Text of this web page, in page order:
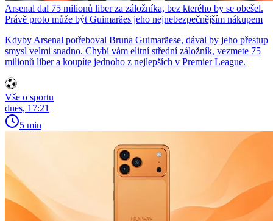
Arsenal dal 75 milionů liber za záložníka, bez kterého by se obešel.
Právě proto může být Guimarães jeho nejnebezpečnějším nákupem
Kdyby Arsenal potřeboval Bruna Guimarãese, dával by jeho přestup
smysl velmi snadno. Chybí vám elitní střední záložník, vezmete 75
milionů liber a koupíte jednoho z nejlepších v Premier League.
Vše o sportu
dnes, 17:21
5 min